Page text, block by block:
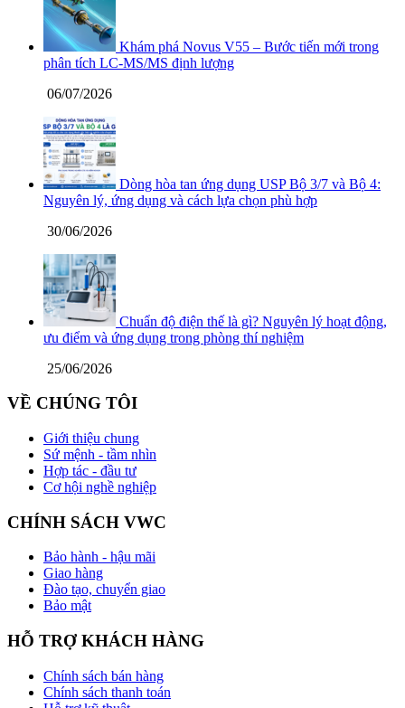
Khám phá Novus V55 – Bước tiến mới trong
phân tích LC-MS/MS định lượng
06/07/2026
Dòng hòa tan ứng dụng USP Bộ 3/7 và Bộ 4:
Nguyên lý, ứng dụng và cách lựa chọn phù hợp
30/06/2026
Chuẩn độ điện thế là gì? Nguyên lý hoạt động,
ưu điểm và ứng dụng trong phòng thí nghiệm
25/06/2026
VỀ CHÚNG TÔI
Giới thiệu chung
Sứ mệnh - tầm nhìn
Hợp tác - đầu tư
Cơ hội nghề nghiệp
CHÍNH SÁCH VWC
Bảo hành - hậu mãi
Giao hàng
Đào tạo, chuyển giao
Bảo mật
HỖ TRỢ KHÁCH HÀNG
Chính sách bán hàng
Chính sách thanh toán